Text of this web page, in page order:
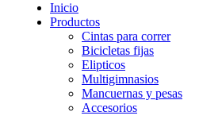
Inicio
Productos
Cintas para correr
Bicicletas fijas
Elipticos
Multigimnasios
Mancuernas y pesas
Accesorios